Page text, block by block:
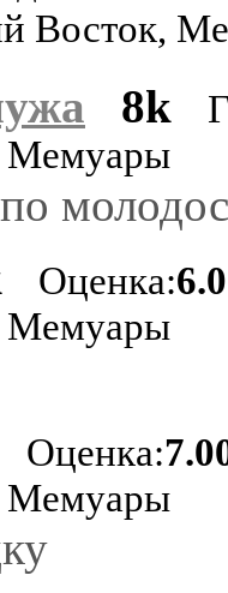
Восток,
8k
Мемуары
Оценка:
Мемуары
Оценка:
Мемуары